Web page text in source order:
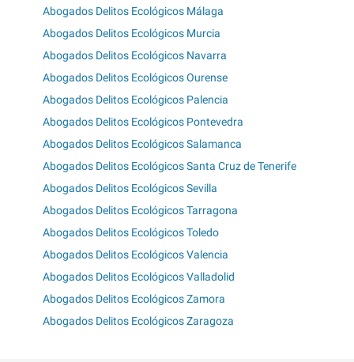
Abogados Delitos Ecológicos Málaga
Abogados Delitos Ecológicos Murcia
Abogados Delitos Ecológicos Navarra
Abogados Delitos Ecológicos Ourense
Abogados Delitos Ecológicos Palencia
Abogados Delitos Ecológicos Pontevedra
Abogados Delitos Ecológicos Salamanca
Abogados Delitos Ecológicos Santa Cruz de Tenerife
Abogados Delitos Ecológicos Sevilla
Abogados Delitos Ecológicos Tarragona
Abogados Delitos Ecológicos Toledo
Abogados Delitos Ecológicos Valencia
Abogados Delitos Ecológicos Valladolid
Abogados Delitos Ecológicos Zamora
Abogados Delitos Ecológicos Zaragoza